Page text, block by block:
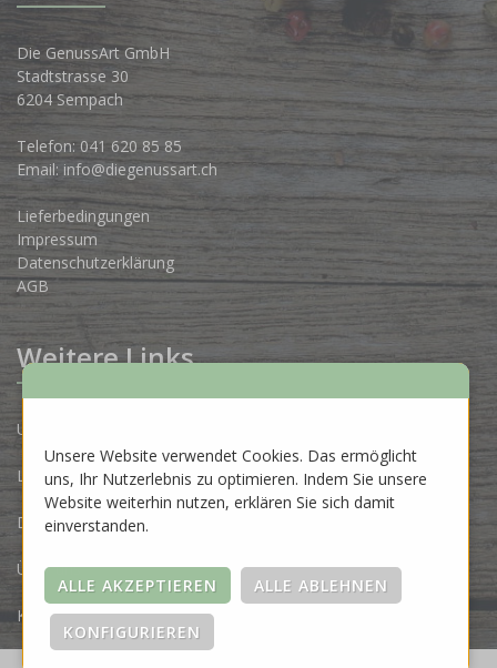
Die GenussArt GmbH
Stadtstrasse 30
6204 Sempach
Telefon: 041 620 85 85
Email: info@diegenussart.ch
Lieferbedingungen
Impressum
Datenschutzerklärung
AGB
Weitere Links
Unsere Produzenten
Lose Ware Konzept
Dein Eigenlabel
Über uns
Kontakt
Unsere Website verwendet Cookies. Das ermöglicht
uns, Ihr Nutzerlebnis zu optimieren. Indem Sie unsere
Website weiterhin nutzen, erklären Sie sich damit
einverstanden.